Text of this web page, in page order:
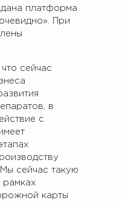
платформа
При
сейчас
в
с
сейчас такую
рамках
карты